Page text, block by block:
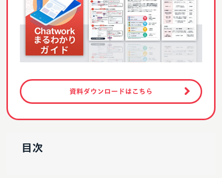
資料ダウンロードはこちら
目次